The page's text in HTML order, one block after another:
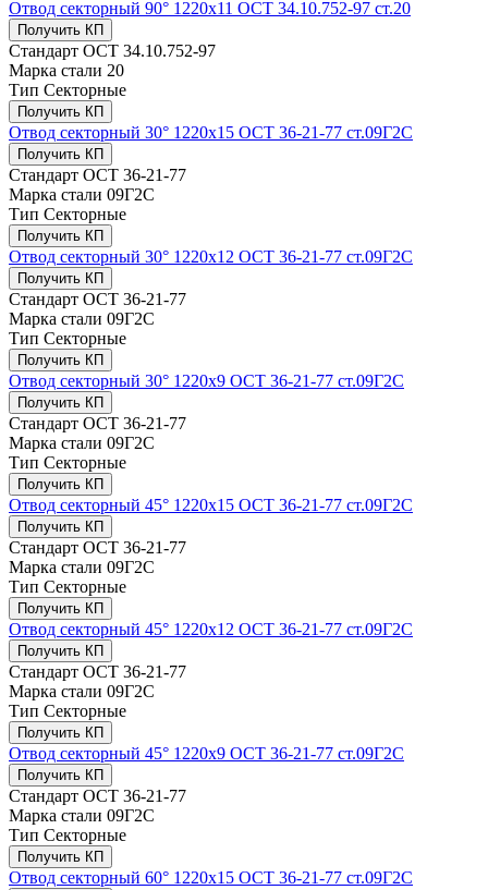
Отвод секторный 90° 1220x11 ОСТ 34.10.752-97 ст.20
Получить КП
Стандарт ОСТ 34.10.752-97
Марка стали 20
Тип Секторные
Получить КП
Отвод секторный 30° 1220x15 ОСТ 36-21-77 ст.09Г2С
Получить КП
Стандарт ОСТ 36-21-77
Марка стали 09Г2С
Тип Секторные
Получить КП
Отвод секторный 30° 1220x12 ОСТ 36-21-77 ст.09Г2С
Получить КП
Стандарт ОСТ 36-21-77
Марка стали 09Г2С
Тип Секторные
Получить КП
Отвод секторный 30° 1220x9 ОСТ 36-21-77 ст.09Г2С
Получить КП
Стандарт ОСТ 36-21-77
Марка стали 09Г2С
Тип Секторные
Получить КП
Отвод секторный 45° 1220x15 ОСТ 36-21-77 ст.09Г2С
Получить КП
Стандарт ОСТ 36-21-77
Марка стали 09Г2С
Тип Секторные
Получить КП
Отвод секторный 45° 1220x12 ОСТ 36-21-77 ст.09Г2С
Получить КП
Стандарт ОСТ 36-21-77
Марка стали 09Г2С
Тип Секторные
Получить КП
Отвод секторный 45° 1220x9 ОСТ 36-21-77 ст.09Г2С
Получить КП
Стандарт ОСТ 36-21-77
Марка стали 09Г2С
Тип Секторные
Получить КП
Отвод секторный 60° 1220x15 ОСТ 36-21-77 ст.09Г2С